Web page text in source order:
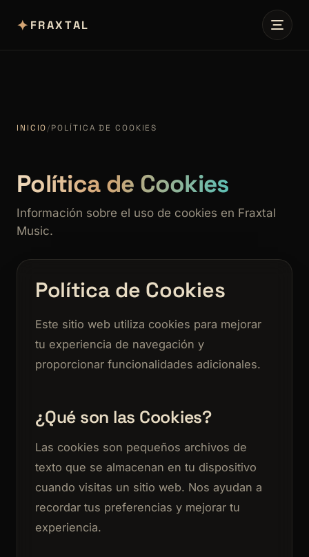
✦ FRAXTAL
INICIO / POLÍTICA DE COOKIES
Política de Cookies
Información sobre el uso de cookies en Fraxtal
Music.
Política de Cookies
Este sitio web utiliza cookies para mejorar
tu experiencia de navegación y
proporcionar funcionalidades adicionales.
¿Qué son las Cookies?
Las cookies son pequeños archivos de
texto que se almacenan en tu dispositivo
cuando visitas un sitio web. Nos ayudan a
recordar tus preferencias y mejorar tu
experiencia.